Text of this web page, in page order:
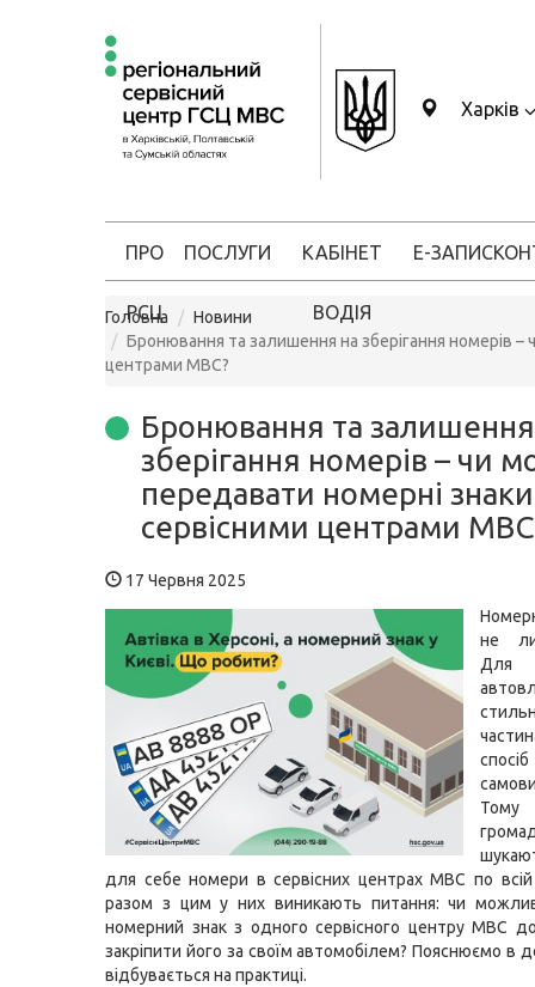
Харків
ПРО
РСЦ
ПОСЛУГИ КАБІНЕТ
ВОДІЯ
Е-ЗАПИС
Головна
Новини
Бронювання та залишення на зберігання номерів
центрами МВС?
Бронювання та
зберігання номерів – чи
передавати номерні
сервісними центрами
17 Червня 2025
не
Для
спосіб
Тому
для себе номери в сервісних центрах МВС по всій
разом з цим у них виникають питання: чи
номерний знак з одного сервісного центру МВС
закріпити його за своїм автомобілем? Пояснюємо в
відбувається на практиці.